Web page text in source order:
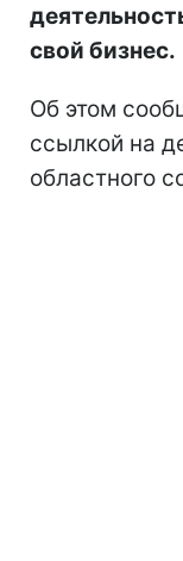
свой бизнес.
Об этом
ссылкой на
областного